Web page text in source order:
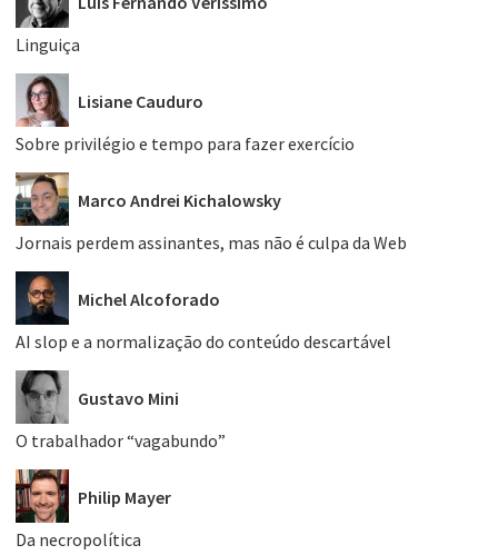
Linguiça
Lisiane Cauduro
Sobre privilégio e tempo para fazer exercício
Marco Andrei Kichalowsky
Jornais perdem assinantes, mas não é culpa da Web
Michel Alcoforado
AI slop e a normalização do conteúdo descartável
Gustavo Mini
O trabalhador “vagabundo”
Philip Mayer
Da necropolítica